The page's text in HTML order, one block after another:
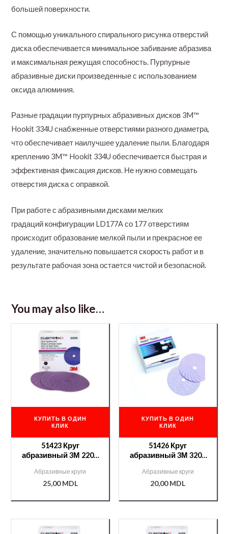
большей поверхности.
С помощью уникального спирального рисунка отверстий
диска обеспечивается минимальное забивание абразива
и максимальная режущая способность. Пурпурные
абразивные диски произведенные с использованием
оксида алюминия.
Разные градации пурпурных абразивных дисков 3M™
Hookit 334U снабженные отверстиями разного диаметра,
что обеспечивает наилучшее удаление пыли. Благодаря
креплению 3M™ Hookit 334U обеспечивается быстрая и
эффективная фиксация дисков. Не нужно совмещать
отверстия диска с оправкой.
При работе с абразивными дисками мелких
градаций конфигурации LD177A со 177 отверстиям
происходит образование мелкой пыли и прекрасное ее
удаление, значительно повышается скорость работ и в
результате рабочая зона остается чистой и безопасной.
You may also like…
КУПИТЬ В ОДИН
КЛИК
51423 Круг
абразивный 3М 220+
минералом Cubitron
II
Абразивные круги
25,00MDL
КУПИТЬ В ОДИН
КЛИК
51426 Круг
абразивный 3М 320+
минералом Cubitron
II,
Абразивные круги
20,00MDL